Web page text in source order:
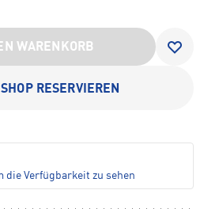
WARENKORB
RESERVIEREN
die Verfügbarkeit zu sehen